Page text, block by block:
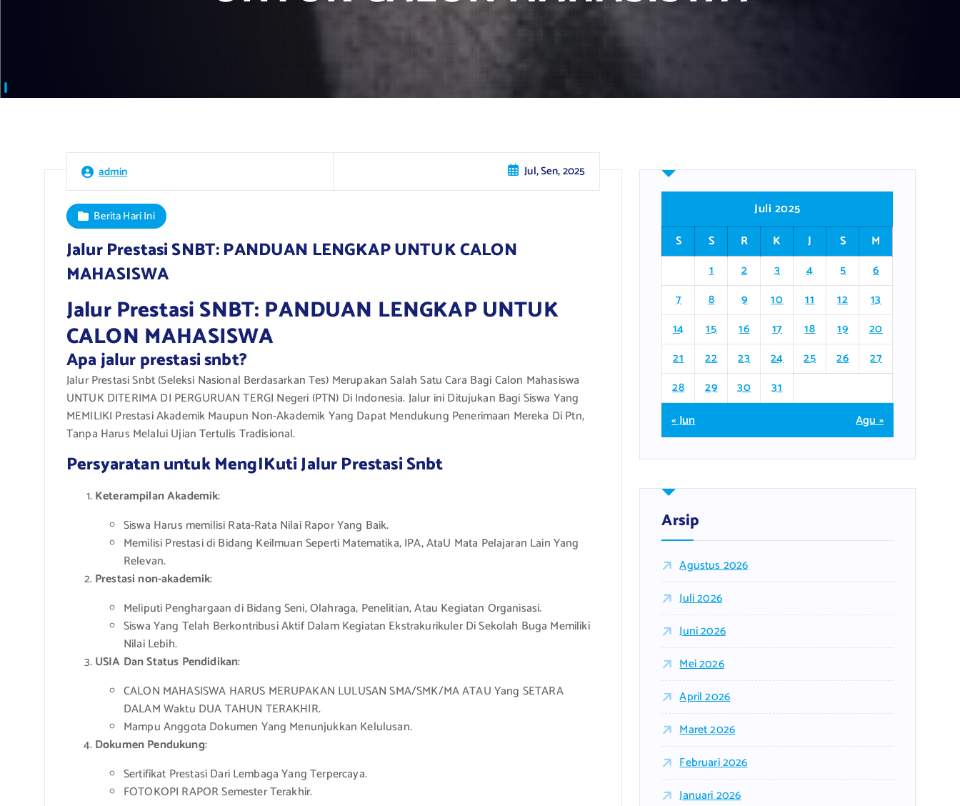
admin Jul, Sen, 2025
Berita Hari Ini
Jalur Prestasi SNBT: PANDUAN LENGKAP UNTUK CALON
MAHASISWA
Jalur Prestasi SNBT: PANDUAN LENGKAP UNTUK
CALON MAHASISWA
Apa jalur prestasi snbt?
Jalur Prestasi Snbt (Seleksi Nasional Berdasarkan Tes) Merupakan Salah Satu Cara Bagi Calon Mahasiswa
UNTUK DITERIMA DI PERGURUAN TERGI Negeri (PTN) Di Indonesia. Jalur ini Ditujukan Bagi Siswa Yang
MEMILIKI Prestasi Akademik Maupun Non-Akademik Yang Dapat Mendukung Penerimaan Mereka Di Ptn,
Tanpa Harus Melalui Ujian Tertulis Tradisional.
Persyaratan untuk MengIKuti Jalur Prestasi Snbt
Keterampilan Akademik:
Siswa Harus memilisi Rata-Rata Nilai Rapor Yang Baik.
Memilisi Prestasi di Bidang Keilmuan Seperti Matematika, IPA, AtaU Mata Pelajaran Lain Yang
Relevan.
Prestasi non-akademik:
Meliputi Penghargaan di Bidang Seni, Olahraga, Penelitian, Atau Kegiatan Organisasi.
Siswa Yang Telah Berkontribusi Aktif Dalam Kegiatan Ekstrakurikuler Di Sekolah Buga Memiliki
Nilai Lebih.
USIA Dan Status Pendidikan:
CALON MAHASISWA HARUS MERUPAKAN LULUSAN SMA/SMK/MA ATAU Yang SETARA
DALAM Waktu DUA TAHUN TERAKHIR.
Mampu Anggota Dokumen Yang Menunjukkan Kelulusan.
Dokumen Pendukung:
Sertifikat Prestasi Dari Lembaga Yang Terpercaya.
FOTOKOPI RAPOR Semester Terakhir.
Juli 2025
S
S R K J S
M
1
2 3 4 5
6
7
8 9 10 11 12
13
14
15 16 17 18 19
20
21
22 23 24 25 26
27
28
29 30
31
« Jun
Agu »
Arsip
Agustus 2026
Juli 2026
Juni 2026
Mei 2026
April 2026
Maret 2026
Februari 2026
Januari 2026